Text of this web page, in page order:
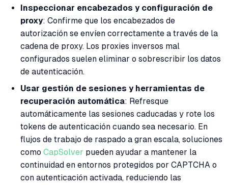
Inspeccionar encabezados y configuración de
proxy: Confirme que los encabezados de
autorización se envíen correctamente a través de la
cadena de proxy. Los proxies inversos mal
configurados suelen eliminar o sobrescribir los datos
de autenticación.
Usar gestión de sesiones y herramientas de
recuperación automática: Refresque
automáticamente las sesiones caducadas y rote los
tokens de autenticación cuando sea necesario. En
flujos de trabajo de raspado a gran escala, soluciones
como CapSolver pueden ayudar a mantener la
continuidad en entornos protegidos por CAPTCHA o
con autenticación activada, reduciendo las